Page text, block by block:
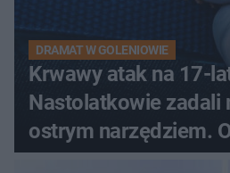
DRAMAT W GOLENIOWIE
Krwawy atak na 17-
Nastolatkowie zadali
ostrym narzędziem.
zdecyduje sąd